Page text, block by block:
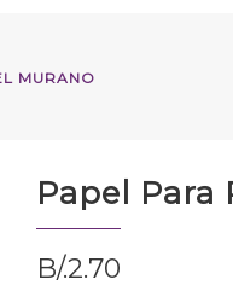
MURANO
Papel Para
B/.2.70